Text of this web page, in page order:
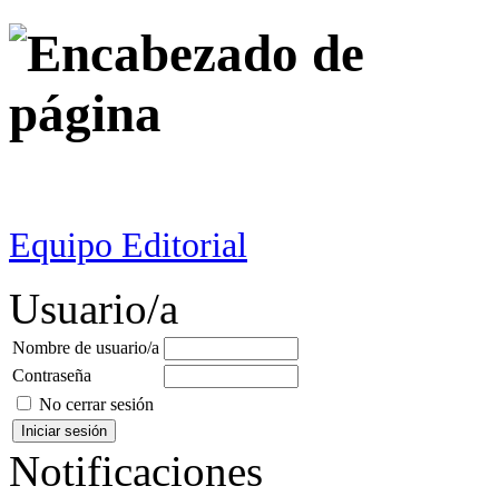
Equipo Editorial
Usuario/a
Nombre de usuario/a
Contraseña
No cerrar sesión
Notificaciones